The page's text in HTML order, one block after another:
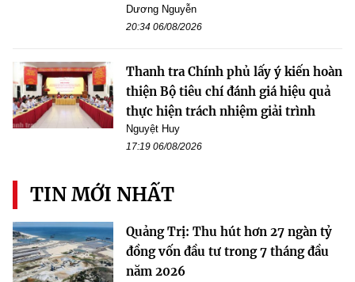
Dương Nguyễn
20:34 06/08/2026
Thanh tra Chính phủ lấy ý kiến hoàn
thiện Bộ tiêu chí đánh giá hiệu quả
thực hiện trách nhiệm giải trình
Nguyệt Huy
17:19 06/08/2026
TIN MỚI NHẤT
Quảng Trị: Thu hút hơn 27 ngàn tỷ
đồng vốn đầu tư trong 7 tháng đầu
năm 2026